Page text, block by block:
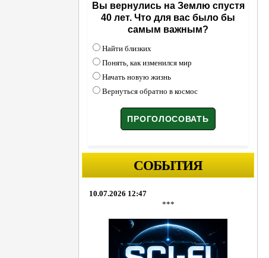
Вы вернулись на Землю спустя
40 лет. Что для вас было бы
самым важным?
Найти близких
Понять, как изменился мир
Начать новую жизнь
Вернуться обратно в космос
СОБЫТИЯ
10.07.2026 12:47
***